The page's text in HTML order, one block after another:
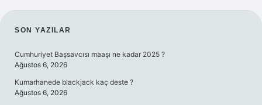
SIDEBAR
SON YAZILAR
Cumhuriyet Başsavcısı maaşı ne kadar 2025 ?
Ağustos 6, 2026
Kumarhanede blackjack kaç deste ?
Ağustos 6, 2026